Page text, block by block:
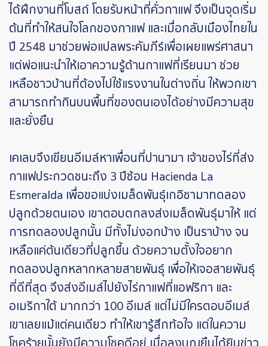
ได้ฝึกงานที่โบสถ์ โดยรับหน้าที่คั่วกาแฟ จึงเป็นจุดเริ่ม
ต้นที่ทำให้สนใจโลกของกาแฟ และเมื่อกลับเมืองไทยใน
ปี 2548 มาช่วยพ่อแปลพระคัมภีร์เพื่อเผยแพร่ศาสนา
แต่พ่อแนะนำให้เอาความรู้ด้านกาแฟที่เรียนมา ช่วย
เหลือชาวบ้านที่ต้องไปใช้แรงงานในต่างถิ่น ให้พวกเขา
สามารถทำกินบนพื้นที่ของตนเองได้อย่างมีความสุข
และยั่งยืน
เคเลบจึงเขียนอีเมล์หาเพื่อนที่ปานามา เจ้าของไร่ที่ส่ง
กาแฟประกวดชนะถึง 3 ปีซ้อน Hacienda La
Esmeralda เพื่อขอแบ่งเมล็ดพันธุ์เกอิชามาทดลอง
ปลูกด้วยตนเอง เขาตอบตกลงส่งเมล็ดพันธุ์มาให้ แต่
การทดลองปลูกนั้น มีทั้งไม่งอกบ้าง เป็นราบ้าง จน
เหลือแค่ต้นเดียวที่ปลูกขึ้น ด้วยความตั้งใจอยาก
ทดลองปลูกหลากหลายสายพันธุ์ เพื่อให้เจอสายพันธุ์
ที่ดีที่สุด จึงส่งอีเมล์ไปยังไร่กาแฟที่แอฟริกา และ
อเมริกาใต้ มากกว่า 100 อีเมล์ แต่ไม่มีใครตอบอีเมล์
เขาเลยแม้แต่คนเดียว ทำให้เขารู้สึกท้อใจ แต่ในความ